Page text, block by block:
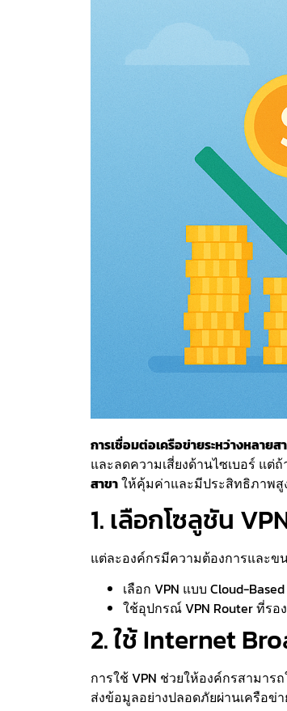
การเชื่อมต่อเครือข่ายระหว่างหลา
และลดความเสี่ยงด้านไซเบอร์ แต่
สาขาให้คุ้มค่าและมีประสิทธิภาพสู
1. เลือกโซลูชัน
แต่ละองค์กรมีความต้องการและข
เลือก VPN แบบ Cloud-
ใช้อุปกรณ์ VPN Router ที่ร
2. ใช้ Internet
การใช้ VPN ช่วยให้องค์กรสามาร
ส่งข้อมูลอย่างปลอดภัยผ่านเครือข่